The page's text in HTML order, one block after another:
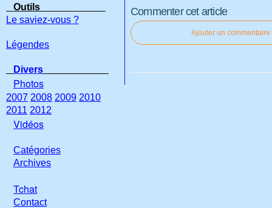
Commenter cet article
Ajouter un commentaire
Outils
Le saviez-vous ?
Légendes
Divers
Photos
2007 2008 2009 2010
2011 2012
Vidéos
Catégories
Archives
Tchat
Contact